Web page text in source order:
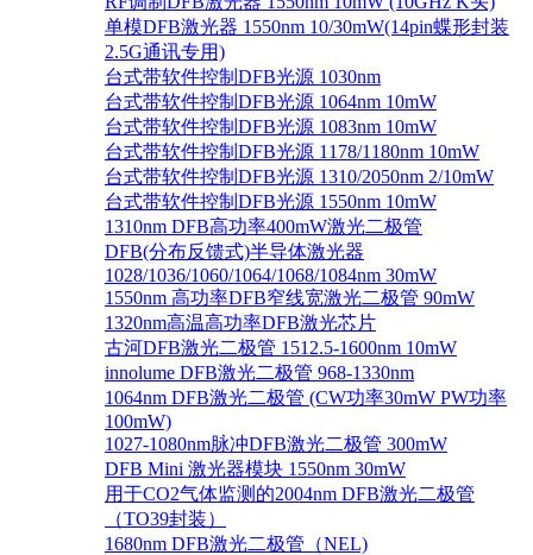
单模DFB激光器 1550nm 10/30mW(14pin蝶形封装
2.5G通讯专用)
台式带软件控制DFB光源 1030nm
台式带软件控制DFB光源 1064nm 10mW
台式带软件控制DFB光源 1083nm 10mW
台式带软件控制DFB光源 1178/1180nm 10mW
台式带软件控制DFB光源 1310/2050nm 2/10mW
台式带软件控制DFB光源 1550nm 10mW
1310nm DFB高功率400mW激光二极管
DFB(分布反馈式)半导体激光器
1028/1036/1060/1064/1068/1084nm 30mW
1550nm 高功率DFB窄线宽激光二极管 90mW
1320nm高温高功率DFB激光芯片
古河DFB激光二极管 1512.5-1600nm 10mW
innolume DFB激光二极管 968-1330nm
1064nm DFB激光二极管 (CW功率30mW PW功率
100mW)
1027-1080nm脉冲DFB激光二极管 300mW
DFB Mini 激光器模块 1550nm 30mW
用于CO2气体监测的2004nm DFB激光二极管
（TO39封装）
1680nm DFB激光二极管（NEL)